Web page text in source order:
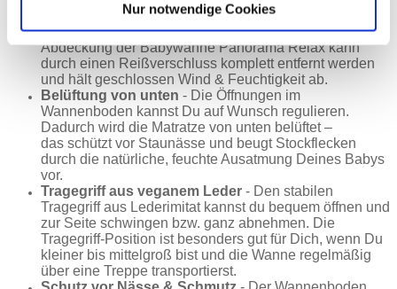
Nur notwendige Cookies
Liebling vor Zugluft an windigen Tagen.
Sicher bei Wind & Wetter- Die hochwertige
Abdeckung der Babywanne Panorama Relax kann
durch einen Reißverschluss komplett entfernt werden
und hält geschlossen Wind & Feuchtigkeit ab.
Belüftung von unten - Die Öffnungen im
Wannenboden kannst Du auf Wunsch regulieren.
Dadurch wird die Matratze von unten belüftet –
das schützt vor Staunässe und beugt Stockflecken
durch die natürliche, feuchte Ausatmung Deines Babys
vor.
Tragegriff aus veganem Leder - Den stabilen
Tragegriff aus Lederimitat kannst du bequem öffnen und
zur Seite schwingen bzw. ganz abnehmen. Die
Tragegriff-Position ist besonders gut für Dich, wenn Du
kleiner bis mittelgroß bist und die Wanne regelmäßig
über eine Treppe transportierst.